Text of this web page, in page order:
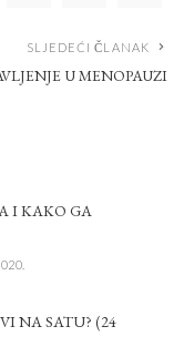
SLJEDEĆI ČLANAK
U MENOPAUZI
I KAKO GA
NA SATU? (24